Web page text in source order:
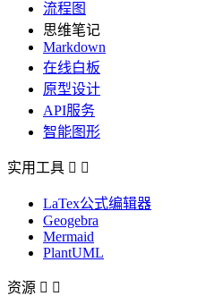
流程图
思维笔记
Markdown
在线白板
原型设计
API服务
智能图形
实用工具  
LaTex公式编辑器
Geogebra
Mermaid
PlantUML
资源  